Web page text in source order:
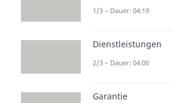
1/3 – Dauer: 04:19
Dienstleistungen
2/3 – Dauer: 04:00
Garantie